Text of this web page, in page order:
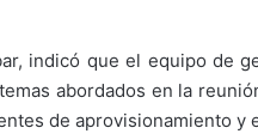
indicó que el equipo de
abordados en la
de aprovisionamiento y